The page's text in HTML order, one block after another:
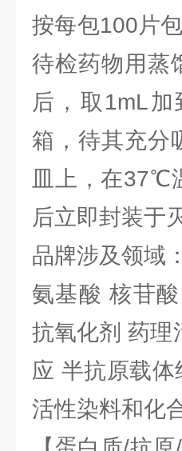
按每包100片
待检药物用蒸
后，取1mL
箱，待其充分
皿上，在37℃
后立即封装于
品牌涉及领域
氨基酸 核苷
抗氧化剂 药理
应 半抗原载
活性染料和化